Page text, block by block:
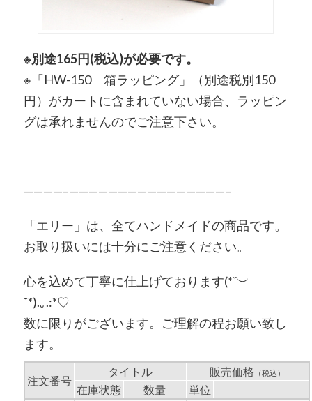
※別途165円(税込)が必要です。
※「HW-150 箱ラッピング」（別途税別150
円）がカートに含まれていない場合、ラッピン
グは承れませんのでご注意下さい。
————–————————————————–
「エリー」は、全てハンドメイドの商品です。
お取り扱いには十分にご注意ください。
心を込めて丁寧に仕上げております(*˘︶
˘*).｡.:*♡
数に限りがございます。ご理解の程お願い致し
ます。
注文番号
タイトル 販売価格 （税込）
在庫状態 数量 単位